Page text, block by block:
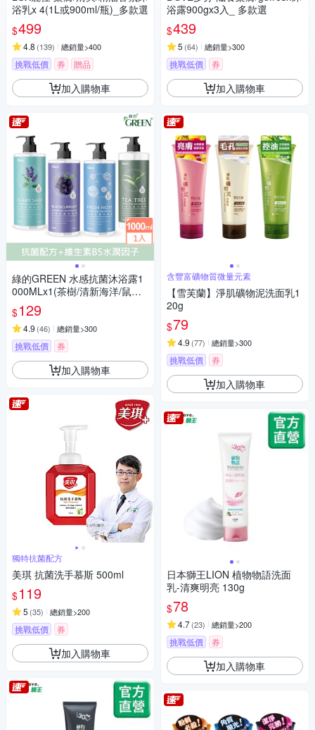
浴乳x 4(1L或900ml/瓶)_多款選
$499
4.8 (139) 總銷量>400
挑戰低價 券 贈品
加入購物車
綠的GREEN 水感抗菌沐浴露1
000MLx1(茶樹/清新海洋/鼠尾
草/黑醋栗)
$129
4.9 (46) 總銷量>300
挑戰低價 券
加入購物車
獨特抗菌配方
美琪 抗菌洗手慕斯 500ml
$119
5 (35) 總銷量>200
挑戰低價 券
加入購物車
浴露900gx3入_ 多款選
$439
5 (64) 總銷量>300
挑戰低價 券
加入購物車
含豐富礦物質微量元素
【雪芙蘭】淨肌礦物泥洗面乳1
20g
$79
4.9 (77) 總銷量>300
挑戰低價 券
加入購物車
日本獅王LION 植物物語洗面
乳-清爽明亮 130g
$78
4.7(23) 總銷量>200
挑戰低價 券
加入購物車